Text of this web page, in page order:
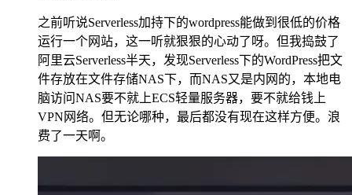
之前听说Serverless加持下的wordpress能做到很低的价格
运行一个网站，这一听就狠狠的心动了呀。但我捣鼓了
阿里云Serverless半天，发现Serverless下的WordPress把文
件存放在文件存储NAS下，而NAS又是内网的，本地电
脑访问NAS要不就上ECS轻量服务器，要不就给钱上
VPN网络。但无论哪种，最后都没有现在这样方便。浪
费了一天啊。